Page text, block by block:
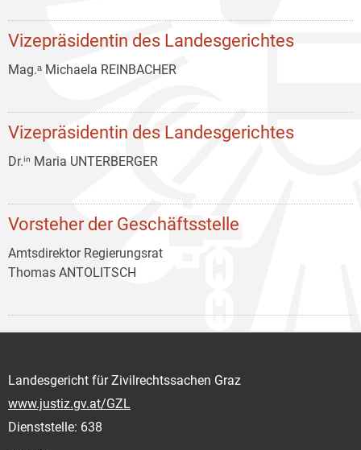
Vizepräsidentin des Landesgerichtes
Mag.ᵃ Michaela REINBACHER
Vizepräsidentin des Landesgerichtes
Dr.ⁱⁿ Maria UNTERBERGER
Vorsteher der Geschäftsstelle
Amtsdirektor Regierungsrat
Thomas ANTOLITSCH
Landesgericht für Zivilrechtssachen Graz
www.justiz.gv.at/GZL
Dienststelle: 638